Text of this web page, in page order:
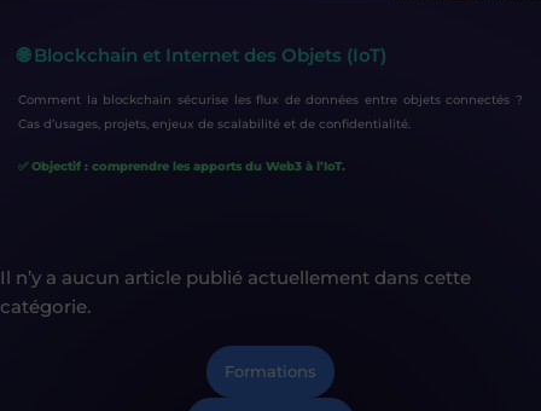
🌐 Blockchain et Internet des Objets (IoT)
Comment la blockchain sécurise les flux de données entre objets connectés ?
Cas d’usages, projets, enjeux de scalabilité et de confidentialité.
✅ Objectif : comprendre les apports du Web3 à l’IoT.
Il n’y a aucun article publié actuellement dans cette
catégorie.
Formations